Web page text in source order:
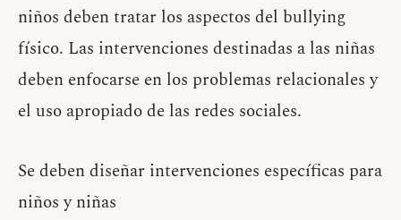
niños deben tratar los aspectos del bullying
físico. Las intervenciones destinadas a las niñas
deben enfocarse en los problemas relacionales y
el uso apropiado de las redes sociales.
Se deben diseñar intervenciones específicas para
niños y niñas